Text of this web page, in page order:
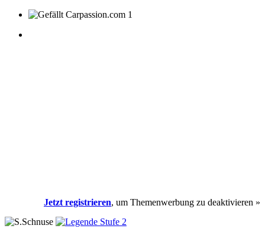
1
Jetzt registrieren, um Themenwerbung zu deaktivieren »